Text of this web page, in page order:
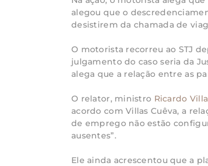
alegou que o
desistirem da chamada de
O motorista recorreu ao STJ
julgamento do caso seria da
alega que a relação entre as
O relator, ministro Ricardo
acordo com Villas Cuêva, a
de emprego não estão
ausentes”.
Ele ainda acrescentou que a